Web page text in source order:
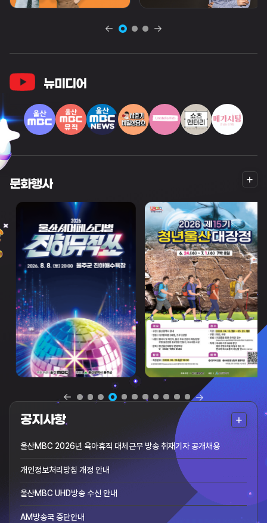
뉴미디어
문화행사
더
기
공지사항
울산MBC 2026년 육아휴직 대체근무 방송 취재기자 공개채용
개인정보처리방침 개정 안내
울산MBC UHD방송 수신 안내
AM방송국 중단안내
더